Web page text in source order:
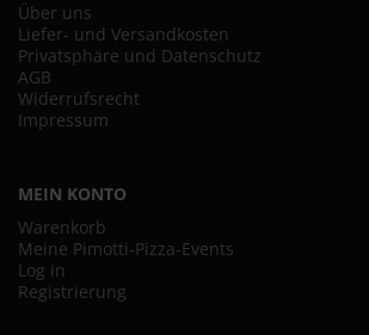
Über uns
Liefer- und Versandkosten
Privatsphäre und Datenschutz
AGB
Widerrufsrecht
Impressum
MEIN KONTO
Warenkorb
Meine Pimotti-Pizza-Events
Log in
Registrierung